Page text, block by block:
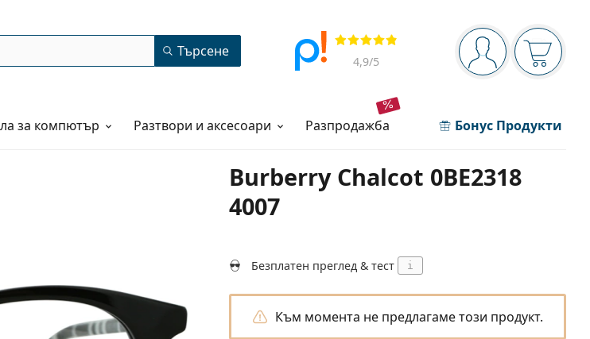
Navigation panel
Вие сте вписани
Прегледи
4,9/5
Търсене
за компютър Разтвори и аксесоари разпродажба Бонус Продукти
Burberry Chalcot 0BE2318
4007
Безплатен преглед & тест i
Към момента не предлагаме този продукт.